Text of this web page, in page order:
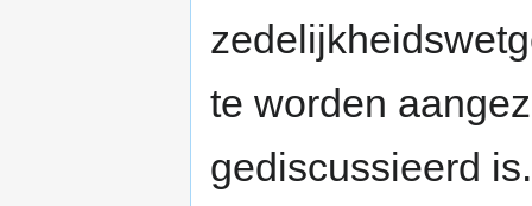
te worden
gediscussieerd